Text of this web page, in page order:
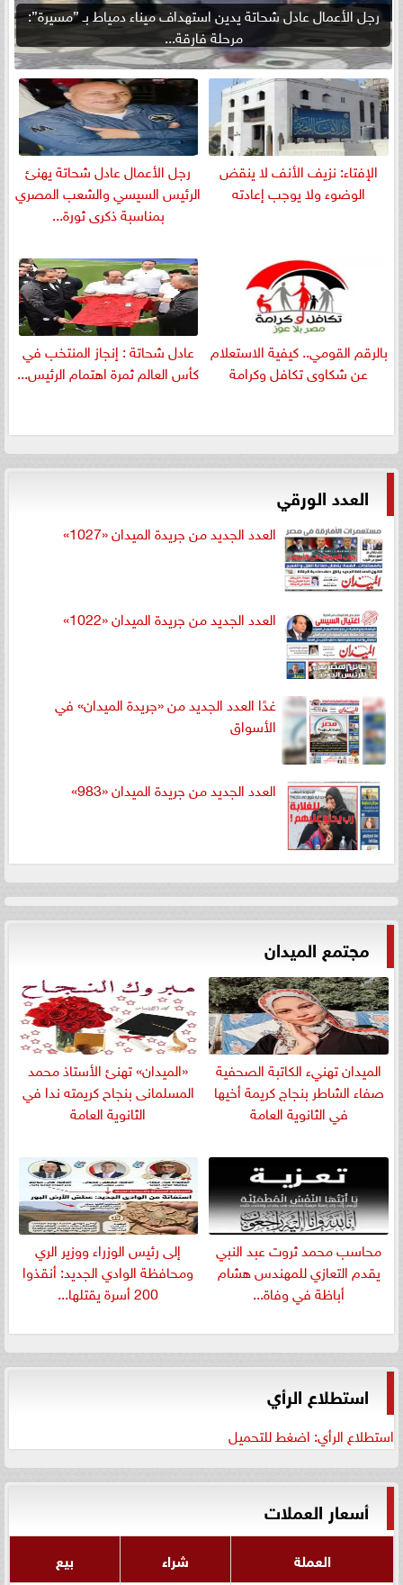
رجل الأعمال عادل شحاتة يدين استهداف ميناء دمياط بـ ”مسيرة”:
مرحلة فارقة...
الإفتاء: نزيف الأنف لا ينقض
الوضوء ولا يوجب إعادته
رجل الأعمال عادل شحاتة يهنئ
الرئيس السيسي والشعب المصري
بمناسبة ذكرى ثورة...
بالرقم القومي.. كيفية الاستعلام
عن شكاوى تكافل وكرامة
عادل شحاتة : إنجاز المنتخب في
كأس العالم ثمرة اهتمام الرئيس...
العدد الورقي
العدد الجديد من جريدة الميدان «1027»
العدد الجديد من جريدة الميدان «1022»
غدًا العدد الجديد من «جريدة الميدان» في
الأسواق
العدد الجديد من جريدة الميدان «983»
مجتمع الميدان
الميدان تهنيء الكاتبة الصحفية
صفاء الشاطر بنجاج كريمة أخيها
في الثانوية العامة
«الميدان» تهنئ الأستاذ محمد
المسلمانى بنجاح كريمته ندا في
الثانوية العامة
​محاسب محمد ثروت عبد النبي
يقدم التعازي للمهندس هشام
أباظة في وفاة...
إلى رئيس الوزراء ووزير الري
ومحافظة الوادي الجديد: أنقذوا
200 أسرة يقتلها...
استطلاع الرأي
استطلاع الرأي: اضغط للتحميل
أسعار العملات
العملة شراء بيع